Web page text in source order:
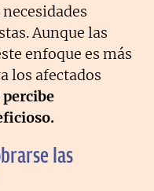
Aunque las
enfoque es más
los afectados
percibe
las